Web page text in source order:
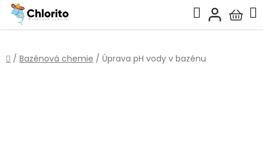
Přejít
obsah
Hledat
košík
Domů
/ Bazénová chemie / Úprava pH vody v bazénu